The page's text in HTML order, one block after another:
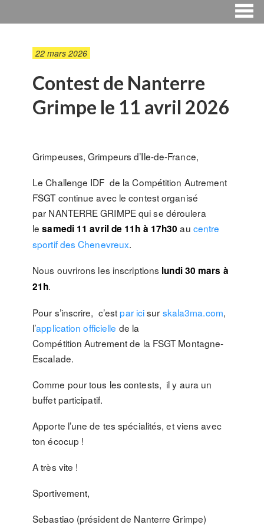
22 mars 2026
Contest de Nanterre
Grimpe le 11 avril 2026
Grimpeuses, Grimpeurs d’Ile-de-France,
Le Challenge IDF de la Compétition Autrement
FSGT continue avec le contest organisé
par NANTERRE GRIMPE qui se déroulera
lesamedi 11 avril de 11h à 17h30 au centre
sportif des Chenevreux.
Nous ouvrirons les inscriptions lundi 30 mars à
21h.
Pour s’inscrire, c’estpar icisur skala3ma.com,
l’application officielle de la
Compétition Autrement de la FSGT Montagne-
Escalade.
Comme pour tous les contests, il y aura un
buffet participatif.
Apporte l’une de tes spécialités, et viens avec
ton écocup !
A très vite !
Sportivement,
Sebastiao (président de Nanterre Grimpe)